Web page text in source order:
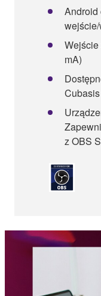
Android
mA)
z OBS